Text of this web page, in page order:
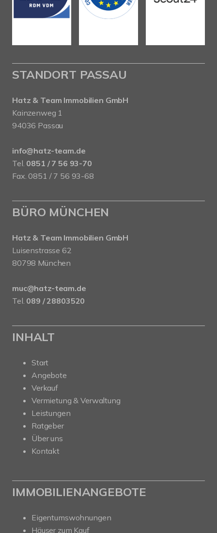
STANDORT PASSAU
Hatz & Team Immobilien GmbH
Kainzenweg 1
94036 Passau
info@hatz-team.de
Tel. 0851 / 7 56 93-70
Fax. 0851 / 7 56 93-68
BÜRO MÜNCHEN
Hatz & Team Immobilien GmbH
Luisenstrasse 62
80798 München
muc@hatz-team.de
Tel. 089 / 28803520
INHALT
Start
Angebote
Verkauf
Vermietung & Verwaltung
Leistungen
Ratgeber
Über uns
Kontakt
IMMOBILIENANGEBOTE
Eigentumswohnungen
Häuser zum Kauf